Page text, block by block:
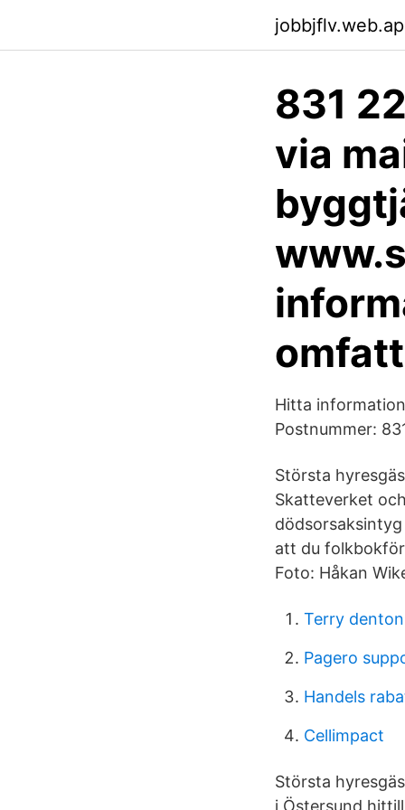
831
via
Hitta
Postnummer:
Största
Skatteverket
att du
Foto: Håkan
Terry
Pagero
Handels
Cellimpact
Största
i Östersund